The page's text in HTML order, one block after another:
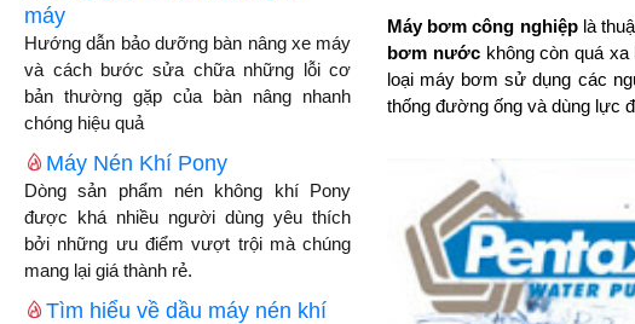
máy
Hướng dẫn bảo dưỡng bàn nâng xe máy
và cách bước sửa chữa những lỗi cơ
bản thường gặp của bàn nâng nhanh
chóng hiệu quả
Máy Nén Khí Pony
Dòng sản phẩm nén không khí Pony
được khá nhiều người dùng yêu thích
bởi những ưu điểm vượt trội mà chúng
mang lại giá thành rẻ.
Tìm hiểu về dầu máy nén khí
Máy bơm công nghiệplà
bơm nướckhông còn quá xa
loại máy bơm sử dụng các
thống đường ống và dùng lực